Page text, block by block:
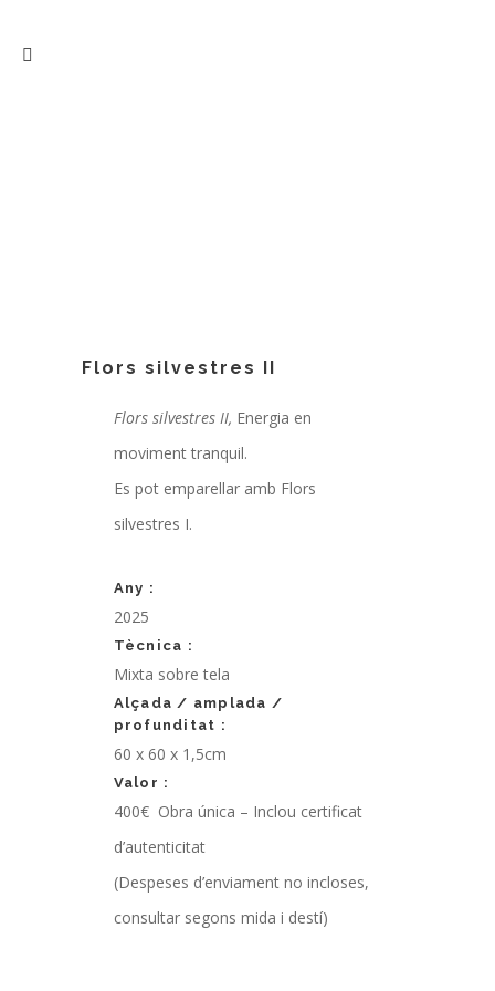
Flors silvestres II
Flors silvestres II, Energia en
moviment tranquil.
Es pot emparellar amb Flors
silvestres I.
Any :
2025
Tècnica :
Mixta sobre tela
Alçada / amplada /
profunditat :
60 x 60 x 1,5cm
Valor :
400€ Obra única – Inclou certificat
d’autenticitat
(Despeses d’enviament no incloses,
consultar segons mida i destí)